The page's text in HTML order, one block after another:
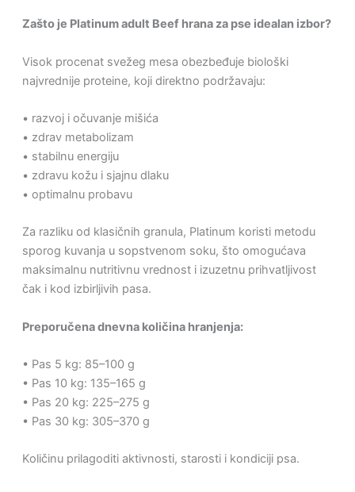
Zašto je Platinum adult Beef hrana za pse idealan izbor?
Visok procenat svežeg mesa obezbeđuje biološki
najvrednije proteine, koji direktno podržavaju:
• razvoj i očuvanje mišića
• zdrav metabolizam
• stabilnu energiju
• zdravu kožu i sjajnu dlaku
• optimalnu probavu
Za razliku od klasičnih granula, Platinum koristi metodu
sporog kuvanja u sopstvenom soku, što omogućava
maksimalnu nutritivnu vrednost i izuzetnu prihvatljivost
čak i kod izbirljivih pasa.
Preporučena dnevna količina hranjenja:
• Pas 5 kg: 85–100 g
• Pas 10 kg: 135–165 g
• Pas 20 kg: 225–275 g
• Pas 30 kg: 305–370 g
Količinu prilagoditi aktivnosti, starosti i kondiciji psa.